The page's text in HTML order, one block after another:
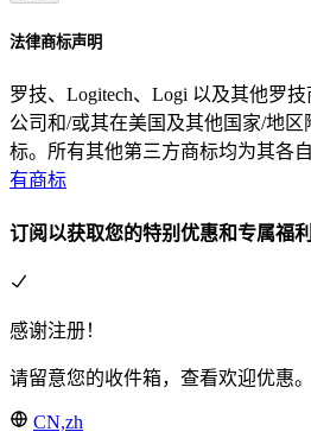
法律商标声明
罗技、Logitech、Logi 以及其他罗
公司和/或其在美国及其他国家/地
标。所有其他第三方商标均为其各
有商标
订阅以获取您的特别优惠和专属福
感谢注册！
请留意您的收件箱，查看欢迎优惠。
CN,zh